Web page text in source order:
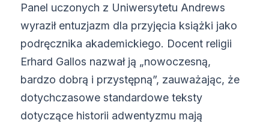
Panel uczonych z Uniwersytetu Andrews
wyraził entuzjazm dla przyjęcia książki jako
podręcznika akademickiego. Docent religii
Erhard Gallos nazwał ją „nowoczesną,
bardzo dobrą i przystępną”, zauważając, że
dotychczasowe standardowe teksty
dotyczące historii adwentyzmu mają